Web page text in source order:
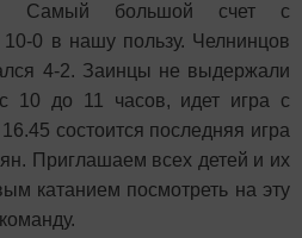
Самый большой счет с
0 в нашу пользу. Челнинцов
4-2. Заинцы не выдержали
10 до 11 часов, идет игра с
состоится последняя игра
Приглашаем всех детей и их
катанием посмотреть на эту